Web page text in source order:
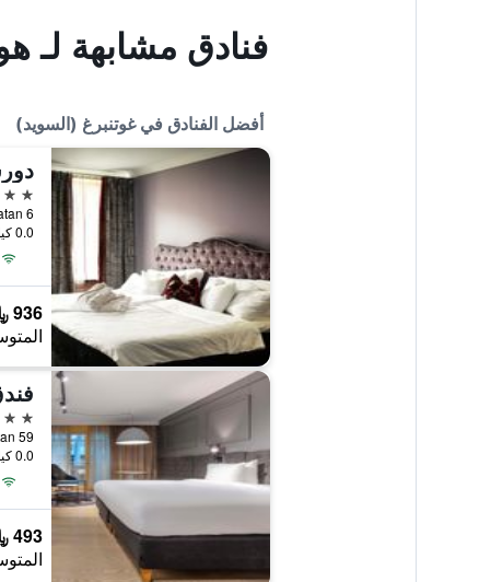
فنادق مشابهة لـ
أفضل الفنادق في غوتنبرغ (السويد)
5 نجوم
0.0 كيلومتر عن وسط المدينة
936 ﷼
4 نجوم
0.0 كيلومتر عن وسط المدينة
493 ﷼